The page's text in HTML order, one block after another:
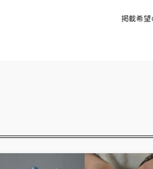
掲載希